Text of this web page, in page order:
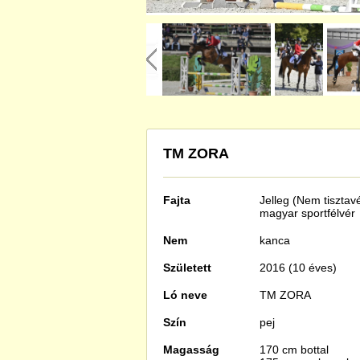
TM ZORA
Fajta
Jelleg (Nem
magyar sportfélvér
Nem kanca
Született 2016 (10 éves)
Ló neve TM ZORA
Szín pej
Magasság
170 cm bottal